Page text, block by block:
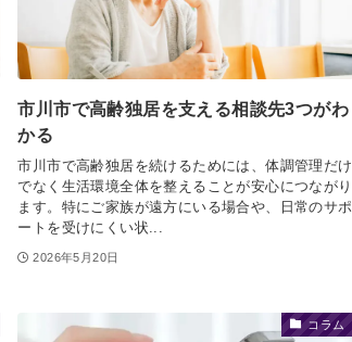
市川市で高齢独居を支える相談先3つがわ
かる
市川市で高齢独居を続けるためには、体調管理だけ
でなく生活環境全体を整えることが安心につながり
ます。特にご家族が遠方にいる場合や、日常のサポ
ートを受けにくい状...
2026年5月20日
コラム